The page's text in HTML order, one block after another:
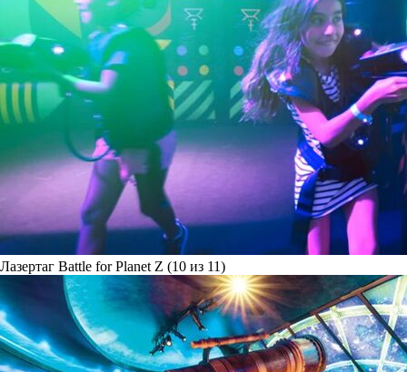
Лазертаг Battle for Planet Z (10 из 11)